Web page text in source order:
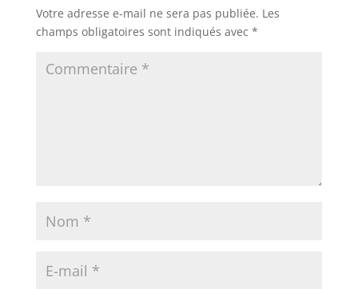
Votre adresse e-mail ne sera pas publiée. Les
champs obligatoires sont indiqués avec *